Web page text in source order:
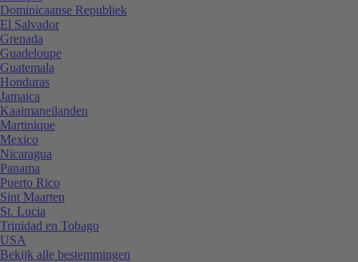
Dominicaanse Republiek
El Salvador
Grenada
Guadeloupe
Guatemala
Honduras
Jamaica
Kaaimaneilanden
Martinique
Mexico
Nicaragua
Panama
Puerto Rico
Sint Maarten
St. Lucia
Trinidad en Tobago
USA
Bekijk alle bestemmingen